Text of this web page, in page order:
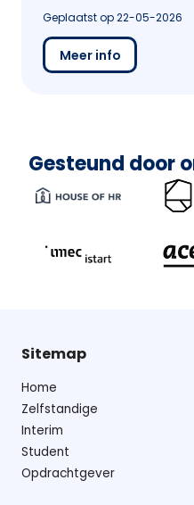
Geplaatst op 22-05-2026
Meer info
Gesteund door
Sitemap
Home
Zelfstandige
Interim
Student
Opdrachtgever